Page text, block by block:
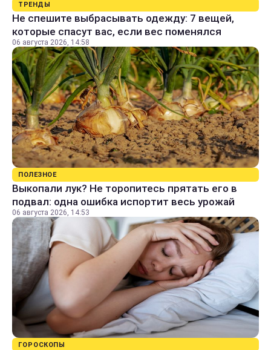
ТРЕНДЫ
Не спешите выбрасывать одежду: 7 вещей,
которые спасут вас, если вес поменялся
06 августа 2026, 14:58
ПОЛЕЗНОЕ
Выкопали лук? Не торопитесь прятать его в
подвал: одна ошибка испортит весь урожай
06 августа 2026, 14:53
ГОРОСКОПЫ